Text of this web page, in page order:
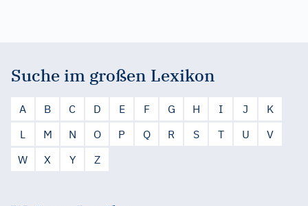
Suche im großen Lexikon
A B C D E F G H I J
K
L
M N O P Q R S T U
V
W
X Y Z